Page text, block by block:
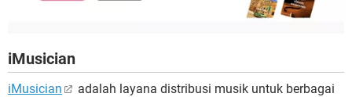
iMusician
iMusician
adalah layana distribusi musik untuk berbagai